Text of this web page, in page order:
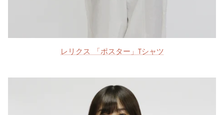
レリクス 「ポスター」Tシャツ